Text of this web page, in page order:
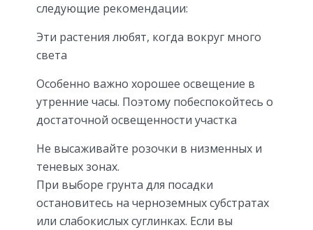
следующие рекомендации:
Эти растения любят, когда вокруг много
света
Особенно важно хорошее освещение в
утренние часы. Поэтому побеспокойтесь о
достаточной освещенности участка
Не высаживайте розочки в низменных и
теневых зонах.
При выборе грунта для посадки
остановитесь на черноземных субстратах
или слабокислых суглинках. Если вы